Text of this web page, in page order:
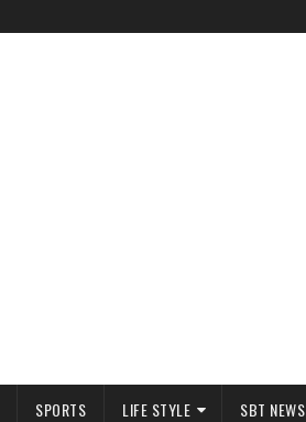
SPORTS LIFE STYLE SBT NEWS